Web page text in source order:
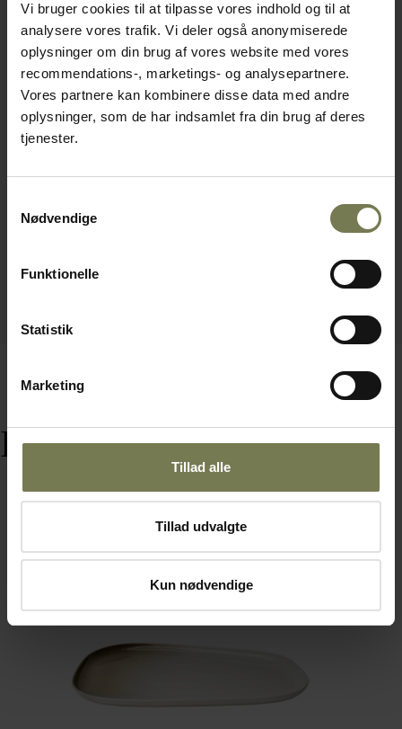
Vi bruger cookies til at tilpasse vores indhold og til at
analysere vores trafik. Vi deler også anonymiserede
oplysninger om din brug af vores website med vores
recommendations-, marketings- og analysepartnere.
Vores partnere kan kombinere disse data med andre
oplysninger, som de har indsamlet fra din brug af deres
tjenester.
Nødvendige
Funktionelle
Statistik
Marketing
Tillad alle
Tillad udvalgte
Kun nødvendige
Relaterede varer
Omtanke